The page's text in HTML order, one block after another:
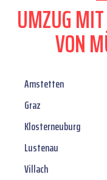
UMZUG
VON
Amstetten
Graz
Klosterneuburg
Lustenau
Villach